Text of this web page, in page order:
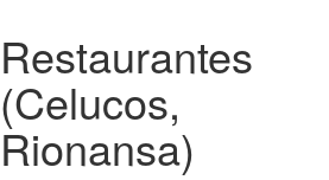
Restaurantes
(Celucos,
Rionansa)